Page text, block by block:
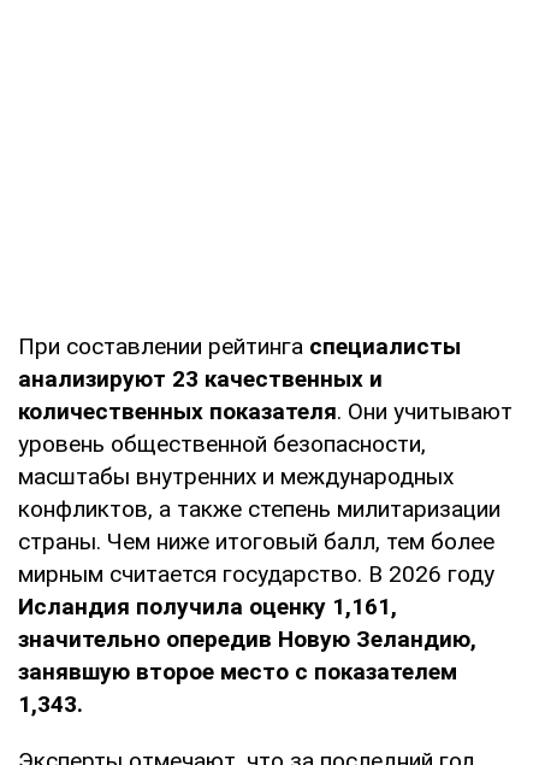
При составлении рейтинга специалисты
анализируют 23 качественных и
количественных показателя. Они учитывают
уровень общественной безопасности,
масштабы внутренних и международных
конфликтов, а также степень милитаризации
страны. Чем ниже итоговый балл, тем более
мирным считается государство. В 2026 году
Исландия получила оценку 1,161,
значительно опередив Новую Зеландию,
занявшую второе место с показателем
1,343.